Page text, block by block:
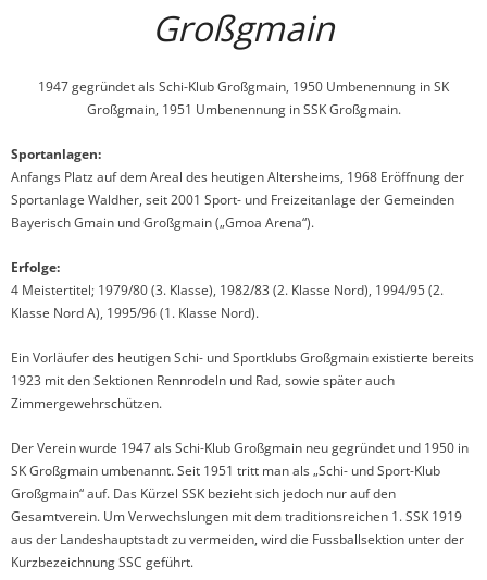
Turnen
- Aktuelles
- Aktuelle Termine
Stockschützen
- Funktionäre
- Termine
- Fotos
Großgmain
1947 gegründet als Schi-Klub Großgmain, 1950 Umbenennung in SK
Großgmain, 1951 Umbenennung in SSK Großgmain.
Sportanlagen:
Anfangs Platz auf dem Areal des heutigen Altersheims, 1968 Eröffnung der
Sportanlage Waldher, seit 2001 Sport- und Freizeitanlage der Gemeinden
Bayerisch Gmain und Großgmain („Gmoa Arena“).
Erfolge:
4 Meistertitel; 1979/80 (3. Klasse), 1982/83 (2. Klasse Nord), 1994/95 (2.
Klasse Nord A), 1995/96 (1. Klasse Nord).
Ein Vorläufer des heutigen Schi- und Sportklubs Großgmain existierte bereits
1923 mit den Sektionen Rennrodeln und Rad, sowie später auch
Zimmergewehrschützen.
Der Verein wurde 1947 als Schi-Klub Großgmain neu gegründet und 1950 in
SK Großgmain umbenannt. Seit 1951 tritt man als „Schi- und Sport-Klub
Großgmain“ auf. Das Kürzel SSK bezieht sich jedoch nur auf den
Gesamtverein. Um Verwechslungen mit dem traditionsreichen 1. SSK 1919
aus der Landeshauptstadt zu vermeiden, wird die Fussballsektion unter der
Kurzbezeichnung SSC geführt.